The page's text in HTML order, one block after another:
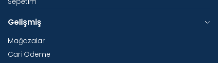
Gelişmiş
Mağazalar
Cari Ödeme